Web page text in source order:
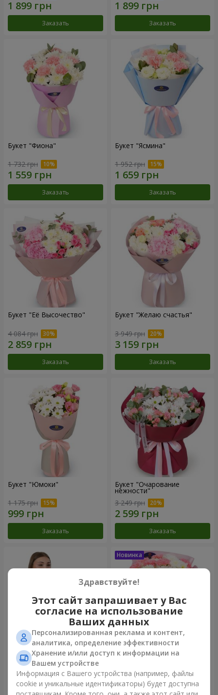
Заказать Заказать
Букет "Фиона"
1 732 грн
Заказать
Букет "Ясмина"
1 952 грн
Заказать
Букет "Её Высочество"
4 084 грн
Заказать
Букет "Желаю счастья"
3 949 грн
Заказать
Букет "Юмоки"
1 175 грн
Заказать
Букет "Очарование
нежности"
3 249 грн
Заказать
Композиция "Белоснежная
гармония"
2 799 грн
Букет "Sentiment"
1 528 грн
Здравствуйте!
Этот сайт запрашивает у Вас
согласие на использование
Ваших данных
Персонализированная реклама и контент,
аналитика, определение эффективности
Хранение и/или доступ к информации на
Вашем устройстве
Информация с Вашего устройства (например, файлы
cookie и уникальные идентификаторы) будет доступна